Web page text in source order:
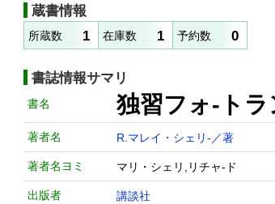
蔵書情報
所蔵数 1 在庫数 1 予約数 0
書誌情報サマリ
書名 独習フォ-
著者名 R.マレイ・シェリ-／著
著者名ヨミ マリ・シェリ,リチャ-ド
出版者 講談社